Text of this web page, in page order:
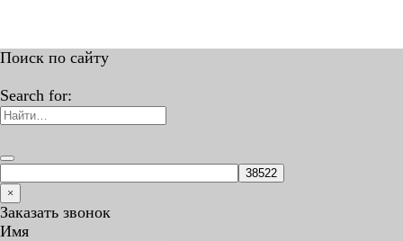
Поиск по сайту
Search for:
×
Заказать звонок
Имя